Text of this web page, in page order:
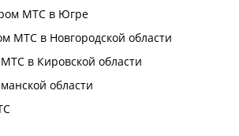
МТС в Югре
МТС в Новгородской области
в Кировской области
области